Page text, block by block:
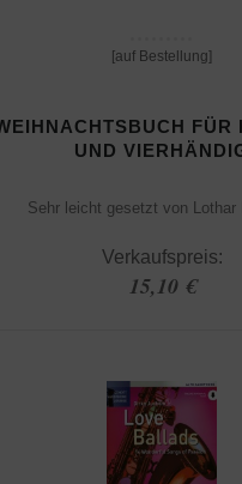
[auf Bestellung]
FÜR
UND
Sehr leicht gesetzt von Lothar
Verkaufspreis:
15,10 €